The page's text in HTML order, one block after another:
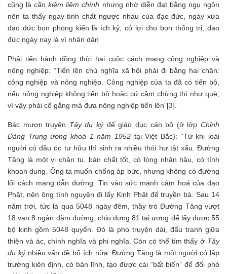
cũng làcần kiệm liêm chính nhưng nhờ diễn đạt bằng ngụ ngôn
nên ta thấy ngay tính chất ngược nhau của đạo đức, ngày xưa
đạo đức bọn phong kiến là ích kỷ, có lợi cho bọn thống trị, đạo
đức ngày nay là vì nhân dân
Phải tiến hành đồng thời hai cuộc cách mạng công nghiệp và
nông nghiệp: “Tiến lên chủ nghĩa xã hội phải đi bằng hai chân:
công nghiệp và nông nghiệp. Công nghiệp của ta đã có tiến bộ,
nếu nông nghiệp không tiến bộ hoặc cứ cầm chừng thì như què,
vì vậy phải cố gắng mà đưa nông nghiệp tiến lên”[3].
Bác mượn truyện Tây du kýđể giáo dục cán bộ (ở lớpChỉnh
Đảng Trung ương khoá 1 năm 1952 tại Việt Bắc): “Từ khi loài
người có đầu óc tư hữu thì sinh ra nhiều thói hư tật xấu. Đường
Tăng là một vị chân tu, bản chất tốt, có lòng nhân hậu, có tính
khoan dung. Ông ta muốn chống áp bức, nhưng không có đường
lối cách mạng dẫn đường. Tin vào sức mạnh cảm hoá của đạo
Phật, nên ông tình nguyện đi lấy Kinh Phật để truyền bá. Sau 14
năm trời, tức là qua 5048 ngày đêm, thầy trò Đường Tăng vượt
18 vạn 8 ngàn dặm đường, chịu đựng 81 tai ương để lấy được 55
bộ kinh gồm 5048 quyển. Đó là pho truyện dài, đấu tranh giữa
thiện và ác, chính nghĩa và phi nghĩa. Còn có thể tìm thấy ở Tây
du kýnhiều vấn đề bổ ích nữa. Đường Tăng là một người có lập
trường kiên định, có bản lĩnh, tạo được cái “bất biến” để đối phó